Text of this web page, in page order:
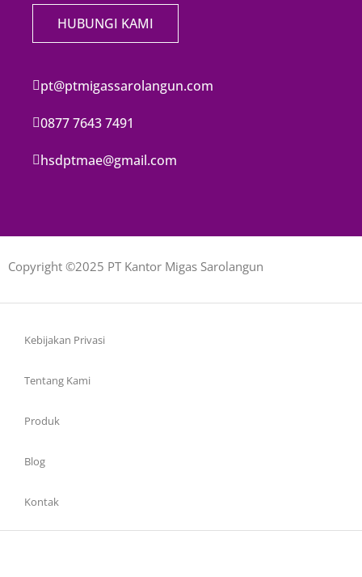
HUBUNGI KAMI
pt@ptmigassarolangun.com
0877 7643 7491
hsdptmae@gmail.com
Copyright ©2025 PT Kantor Migas Sarolangun
Kebijakan Privasi
Tentang Kami
Produk
Blog
Kontak